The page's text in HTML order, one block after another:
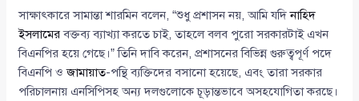
সাক্ষাৎকারে সামান্তা শারমিন বলেন, “শুধু প্রশাসন নয়, আমি যদিনাহিদ
ইসলামেরবক্তব্য ব্যাখ্যা করতে চাই, তাহলে বলব পুরো সরকারটাই এখন
বিএনপির হয়ে গেছে।” তিনি দাবি করেন, প্রশাসনের বিভিন্ন গুরুত্বপূর্ণ পদে
বিএনপি ওজামায়াত-পন্থি ব্যক্তিদের বসানো হয়েছে, এবং তারা সরকার
পরিচালনায় এনসিপিসহ অন্য দলগুলোকে চূড়ান্তভাবে অসহযোগিতা করছে।